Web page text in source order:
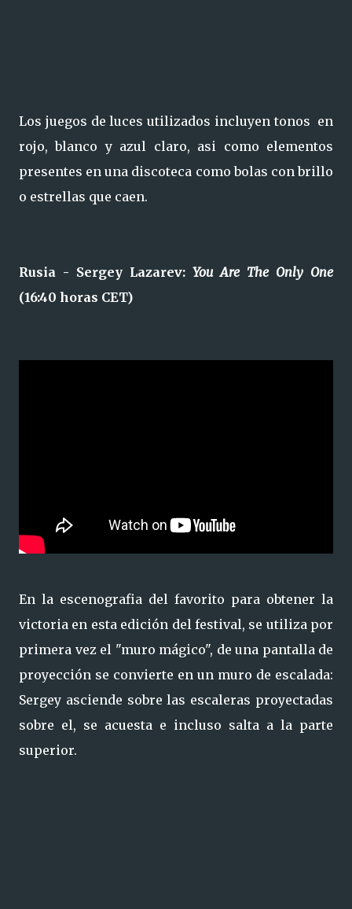
Los juegos de luces utilizados incluyen tonos en
rojo, blanco y azul claro, asi como elementos
presentes en una discoteca como bolas con brillo
o estrellas que caen.
Rusia - Sergey Lazarev: You Are The Only One
(16:40 horas CET)
En la escenografia del favorito para obtener la
victoria en esta edición del festival, se utiliza por
primera vez el "muro mágico", de una pantalla de
proyección se convierte en un muro de escalada:
Sergey asciende sobre las escaleras proyectadas
sobre el, se acuesta e incluso salta a la parte
superior.